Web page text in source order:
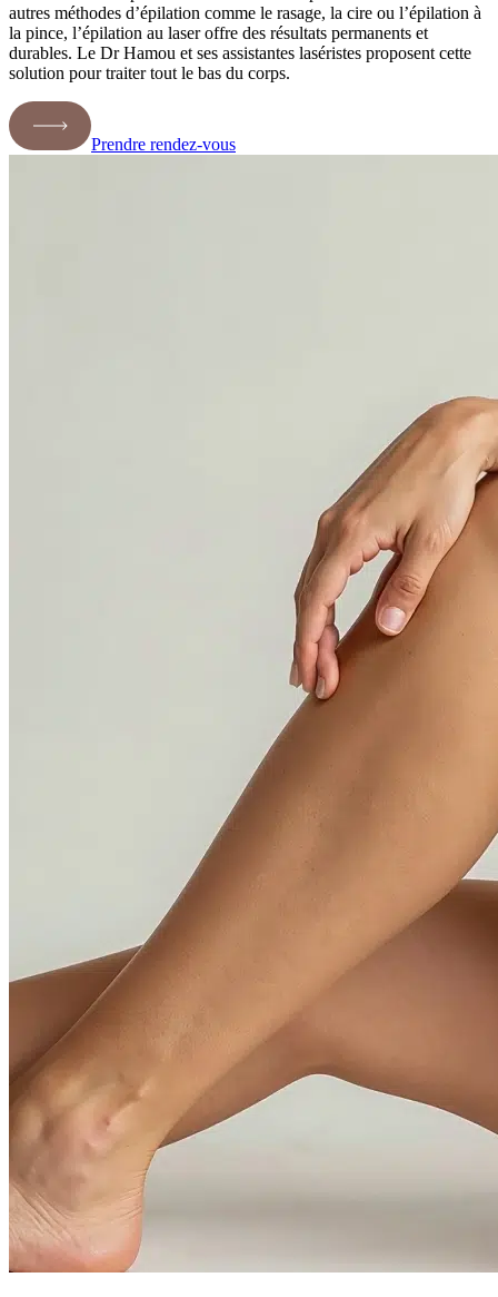
autres méthodes d’épilation comme le rasage, la cire ou l’épilation à
la pince, l’épilation au laser offre des résultats permanents et
durables. Le Dr Hamou et ses assistantes laséristes proposent cette
solution pour traiter tout le bas du corps.
Prendre rendez-vous